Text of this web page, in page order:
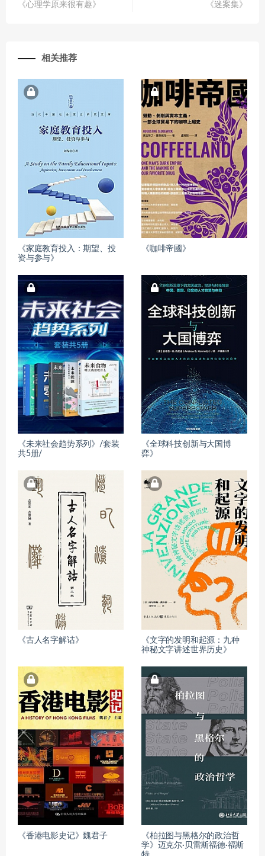
《心理学原来很有趣》
《迷案集》
相关推荐
《家庭教育投入：期望、投
资与参与》
《咖啡帝國》
《未来社会趋势系列》/套装
共5册/
《全球科技创新与大国博
弈》
《古人名字解诂》
《文字的发明和起源：九种
神秘文字讲述世界历史》
《香港电影史记》魏君子
《柏拉图与黑格尔的政治哲
学》迈克尔·贝雷斯福德·福斯